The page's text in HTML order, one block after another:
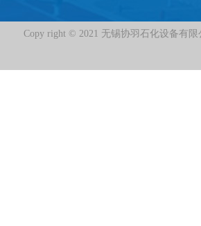
Copy right © 2021 无锡协羽石化设备有